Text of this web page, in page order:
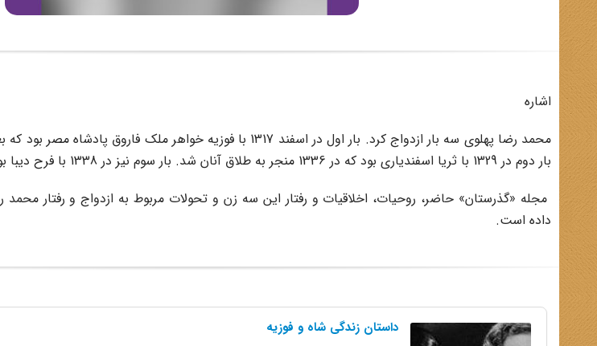
اشاره
بار دوم در 1329 با ثریا اسفندیاری بود که در 1336 منجر به طلاق آنان شد. بار سوم نیز در 1338 با فرح دیبا بود.
مجله «گذرستان» حاضر، روحیات، اخلاقیات و رفتار این سه زن و تحولات مربوط به ازدواج و رفتار محمد
داده است.
داستان زندگی شاه و فوزیه